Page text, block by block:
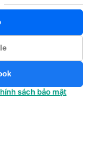
sách bảo mật